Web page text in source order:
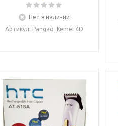
Нет в наличии
Артикул: Pangao_Kemei 4D